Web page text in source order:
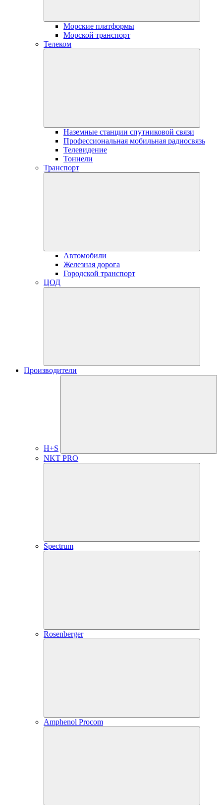
Морские платформы
Морской транспорт
Телеком
Наземные станции спутниковой связи
Профессиональная мобильная радиосвязь
Телевидение
Тоннели
Транспорт
Автомобили
Железная дорога
Городской транспорт
ЦОД
Производители
H+S
NKT PRO
Spectrum
Rosenberger
Amphenol Procom